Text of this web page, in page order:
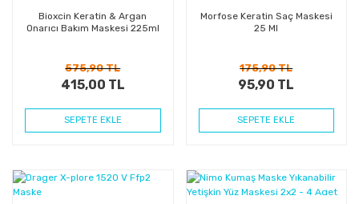
Bioxcin Keratin & Argan
Onarıcı Bakım Maskesi 225ml
575,90 TL
415,00 TL
SEPETE EKLE
Morfose Keratin Saç Maskesi
25 Ml
175,90 TL
95,90 TL
SEPETE EKLE
%32